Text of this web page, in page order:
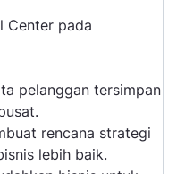
Center pada
pelanggan tersimpan
rencana strategi
lebih baik.